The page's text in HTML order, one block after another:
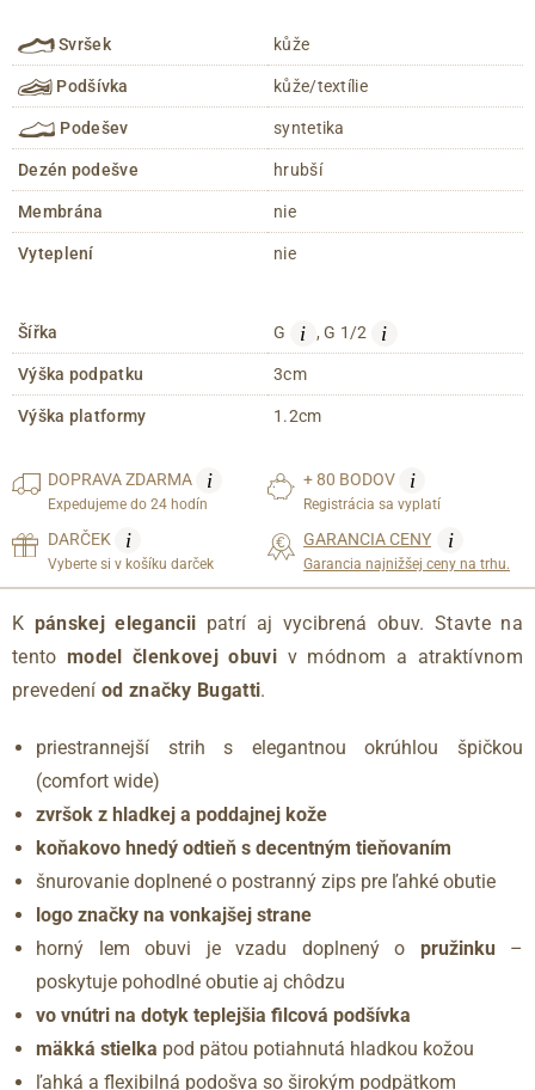
Svršek kůže
Podšívka kůže/textílie
Podešev syntetika
Dezén podešve hrubší
Membrána nie
Vyteplení nie
Šířka G i , G 1/2 i
Výška podpatku 3cm
Výška platformy 1.2cm
DOPRAVAZDARMA i
Expedujeme do 24 hodín
+ 80 BODOV i
Registrácia sa vyplatí
DARČEK i
Vyberte si v košíku darček
GARANCIA CENY i
Garancia najnižšej ceny na trhu.
K pánskej elegancii patrí aj vycibrená obuv. Stavte na
tentomodel členkovej obuvi v módnom a atraktívnom
prevedení od značky Bugatti.
priestrannejší strih s elegantnou okrúhlou špičkou
(comfort wide)
zvršok z hladkej a poddajnej kože
koňakovo hnedý odtieň s decentným tieňovaním
šnurovanie doplnené o postranný zips pre ľahké obutie
logo značky na vonkajšej strane
horný lem obuvi je vzadu doplnený o pružinku–
poskytuje pohodlné obutie aj chôdzu
vo vnútri na dotyk teplejšia filcová podšívka
mäkká stielka pod pätou potiahnutá hladkou kožou
ľahká a flexibilná podošva so širokým podpätkom